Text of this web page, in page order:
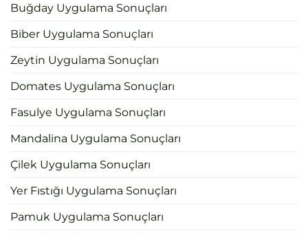
Buğday Uygulama Sonuçları
Biber Uygulama Sonuçları
Zeytin Uygulama Sonuçları
Domates Uygulama Sonuçları
Fasulye Uygulama Sonuçları
Mandalina Uygulama Sonuçları
Çilek Uygulama Sonuçları
Yer Fıstığı Uygulama Sonuçları
Pamuk Uygulama Sonuçları